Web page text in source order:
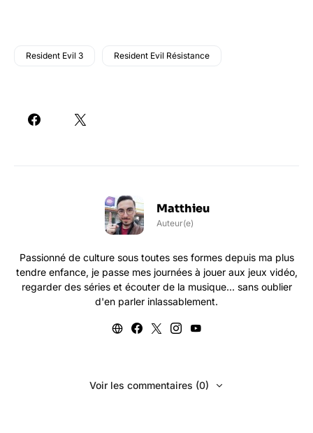
Resident Evil 3 Resident Evil Résistance
Matthieu
Auteur(e)
Passionné de culture sous toutes ses formes depuis ma plus
tendre enfance, je passe mes journées à jouer aux jeux vidéo,
regarder des séries et écouter de la musique... sans oublier
d'en parler inlassablement.
Voir les commentaires (0)